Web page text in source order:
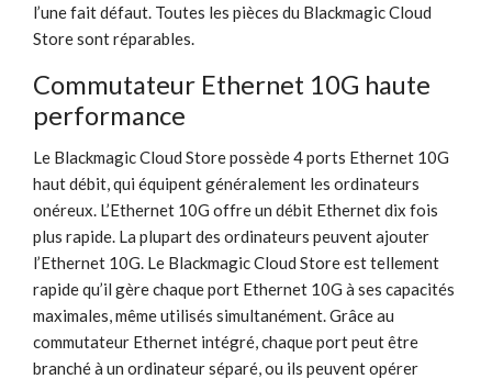
l’une fait défaut. Toutes les pièces du Blackmagic Cloud
Store sont réparables.
Commutateur Ethernet 10G haute
performance
Le Blackmagic Cloud Store possède 4 ports Ethernet 10G
haut débit, qui équipent généralement les ordinateurs
onéreux. L’Ethernet 10G offre un débit Ethernet dix fois
plus rapide. La plupart des ordinateurs peuvent ajouter
l’Ethernet 10G. Le Blackmagic Cloud Store est tellement
rapide qu’il gère chaque port Ethernet 10G à ses capacités
maximales, même utilisés simultanément. Grâce au
commutateur Ethernet intégré, chaque port peut être
branché à un ordinateur séparé, ou ils peuvent opérer